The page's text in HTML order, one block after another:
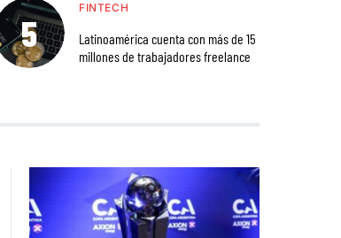
FINTECH
Latinoamérica cuenta con más de 15
millones de trabajadores freelance